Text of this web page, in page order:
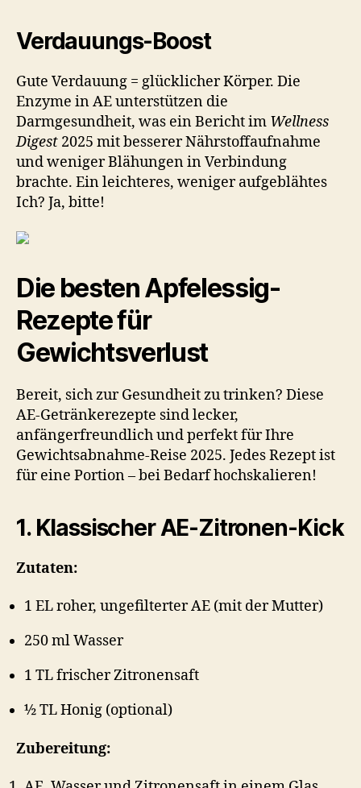
Verdauungs-Boost
Gute Verdauung = glücklicher Körper. Die
Enzyme in AE unterstützen die
Darmgesundheit, was ein Bericht im Wellness
Digest 2025 mit besserer Nährstoffaufnahme
und weniger Blähungen in Verbindung
brachte. Ein leichteres, weniger aufgeblähtes
Ich? Ja, bitte!
Die besten Apfelessig-
Rezepte für
Gewichtsverlust
Bereit, sich zur Gesundheit zu trinken? Diese
AE-Getränkerezepte sind lecker,
anfängerfreundlich und perfekt für Ihre
Gewichtsabnahme-Reise 2025. Jedes Rezept ist
für eine Portion – bei Bedarf hochskalieren!
1. Klassischer AE-Zitronen-Kick
Zutaten:
1 EL roher, ungefilterter AE (mit der Mutter)
250 ml Wasser
1 TL frischer Zitronensaft
½ TL Honig (optional)
Zubereitung: